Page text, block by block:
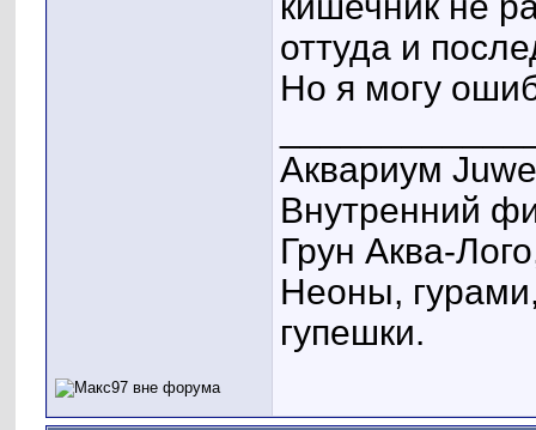
оттуда и
Но я могу
Аквариум
Внутренний
Грун Аква-
Неоны,
гупешки.